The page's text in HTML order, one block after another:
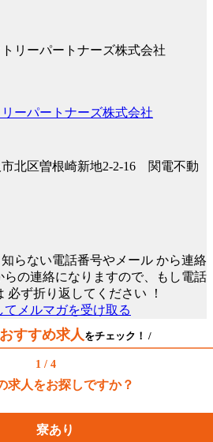
ーパートナーズ株式会社
北区曽根崎新地2-2-16 関電不動
知らない電話番号やメール から連絡
の連絡になりますので、もし電話
必ず折り返してください ！
おすすめ求人をチェック！ /
1 / 4
求人をお探しですか？
寮あり